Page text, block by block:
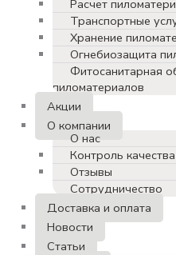
Расчет
Транспортные
Хранение
Огнебиозащита
Фитосанитарная
пиломатериалов
Акции
О компании
О нас
Контроль качества
Отзывы
Сотрудничество
Доставка и оплата
Новости
Статьи